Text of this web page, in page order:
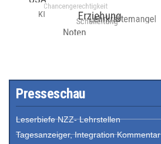
Presseschau
Leserbiefe NZZ- Lehrstellen
Tagesanzeiger, Integration Kommentar